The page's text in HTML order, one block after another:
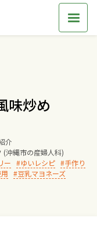
味炒め
介
(沖縄市の産婦人科)
ー ゆいレシピ
手作り
豆乳マヨネーズ
つ